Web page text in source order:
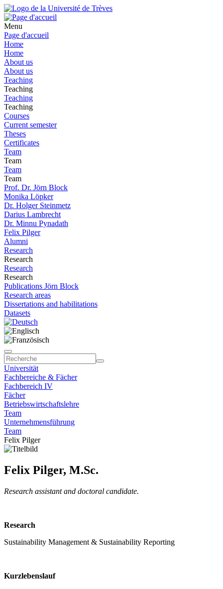
Menu
Page d'accueil
Home
Home
About us
About us
Teaching
Teaching
Teaching
Teaching
Courses
Current semester
Theses
Certificates
Team
Team
Team
Team
Prof. Dr. Jörn Block
Monika Löpker
Dr. Holger Steinmetz
Darius Lambrecht
Dr. Minnu Pynadath
Felix Pilger
Alumni
Research
Research
Research
Research
Publications Jörn Block
Research areas
Dissertations and habilitations
Datasets
Universität
Fachbereiche & Fächer
Fachbereich IV
Fächer
Betriebswirtschaftslehre
Team
Unternehmensführung
Team
Felix Pilger
Felix Pilger, M.Sc.
Research assistant and doctoral candidate.
Research
Sustainability Management & Sustainability Reporting
Kurzlebenslauf